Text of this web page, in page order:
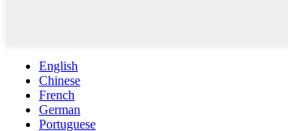
English
Chinese
French
German
Portuguese